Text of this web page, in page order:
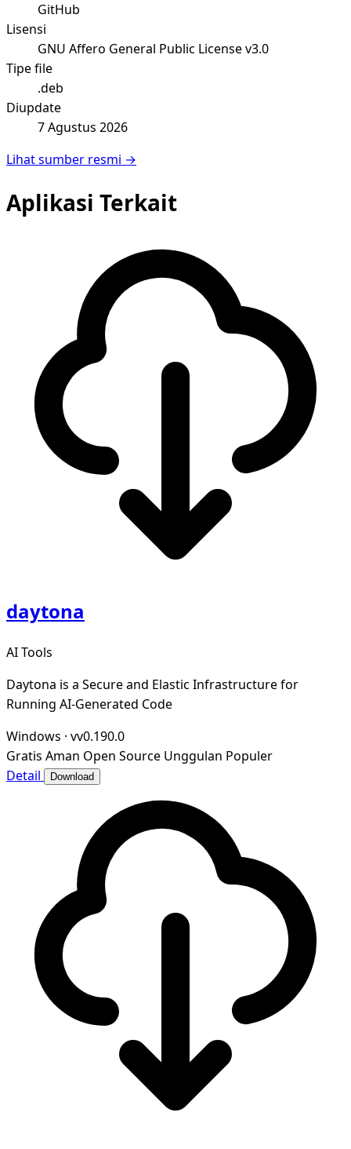
GitHub
Lisensi
GNU Affero General Public License v3.0
Tipe file
.deb
Diupdate
7 Agustus 2026
Lihat sumber resmi →
Aplikasi Terkait
daytona
AI Tools
Daytona is a Secure and Elastic Infrastructure for
Running AI-Generated Code
Windows · vv0.190.0
Gratis Aman Open Source Unggulan Populer
Detail
Download